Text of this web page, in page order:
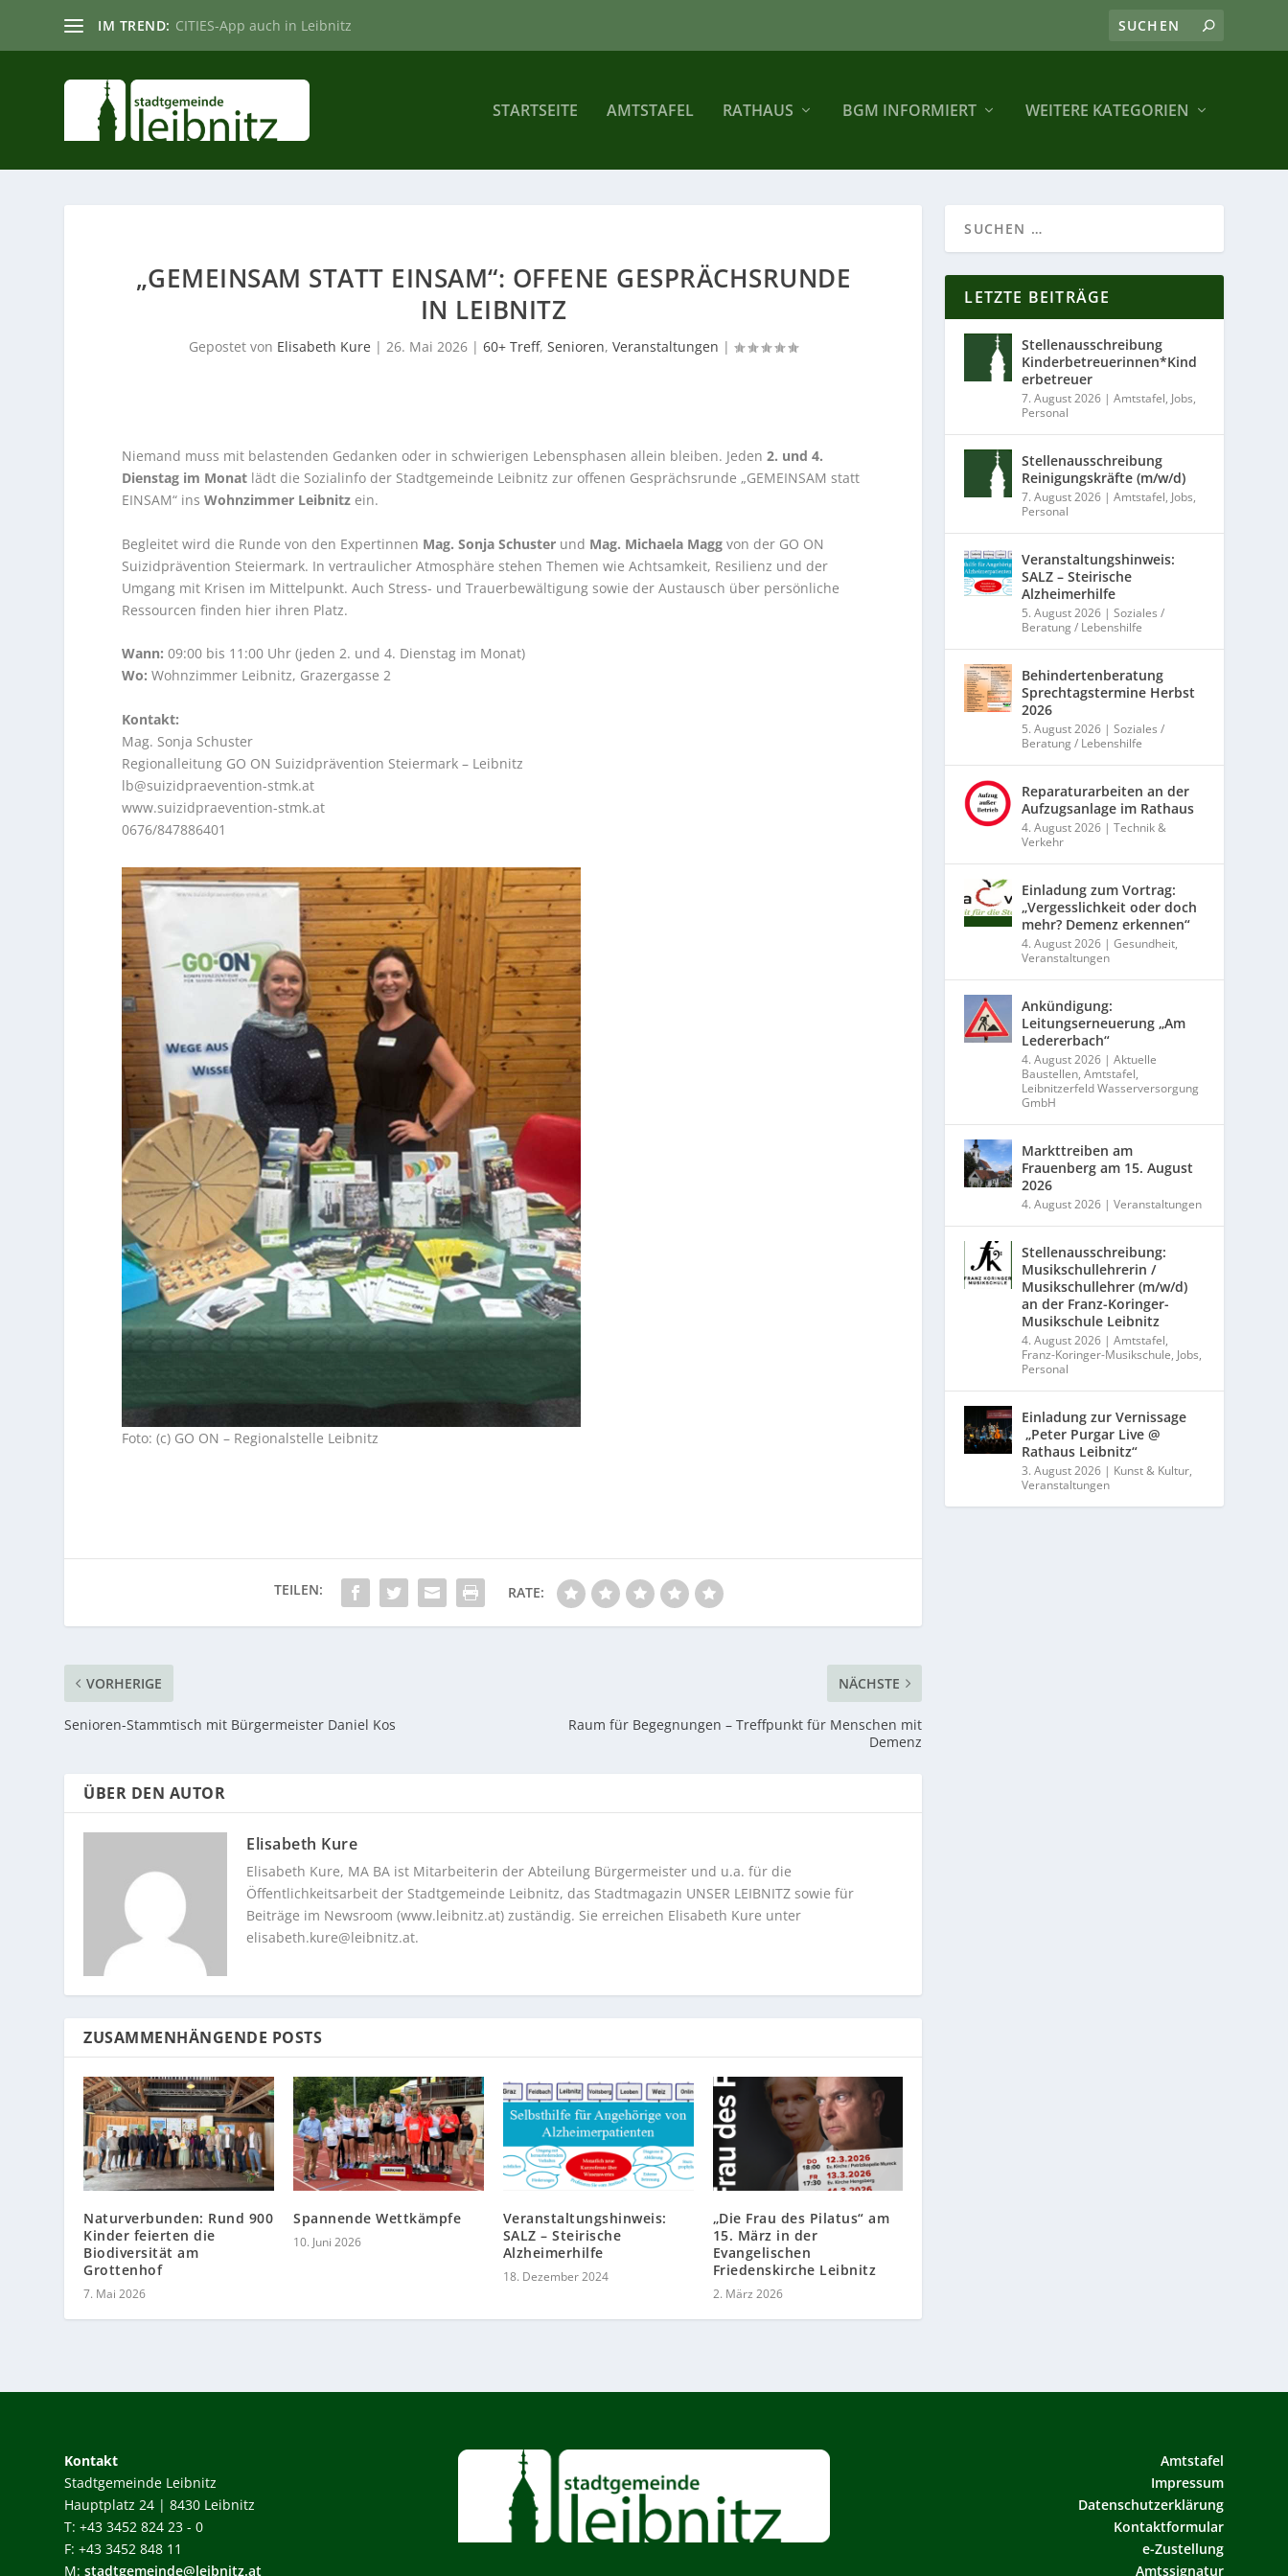
IM TREND: CITIES-App auch in Leibnitz
STARTSEITE AMTSTAFEL RATHAUS BGM INFORMIERT WEITERE KATEGORIEN
„GEMEINSAM STATT EINSAM“: OFFENE GESPRÄCHSRUNDE
IN LEIBNITZ
Gepostet von Elisabeth Kure |26. Mai 2026 |60+ Treff,Senioren,Veranstaltungen |
Niemand muss mit belastenden Gedanken oder in schwierigen Lebensphasen allein bleiben. Jeden2. und 4.
Dienstag im Monat lädt die Sozialinfo der Stadtgemeinde Leibnitz zur offenen Gesprächsrunde „GEMEINSAM statt
EINSAM“ insWohnzimmer Leibnitz ein.
Begleitet wird die Runde von den Expertinnen Mag. Sonja Schuster und Mag. Michaela Magg von der GO ON
Suizidprävention Steiermark. In vertraulicher Atmosphäre stehen Themen wie Achtsamkeit, Resilienz und der
Umgang mit Krisen im Mittelpunkt. Auch Stress- und Trauerbewältigung sowie der Austausch über persönliche
Ressourcen finden hier ihren Platz.
Wann: 09:00 bis 11:00 Uhr (jeden 2. und 4. Dienstag im Monat)
Wo: Wohnzimmer Leibnitz, Grazergasse 2
Kontakt:
Mag. Sonja Schuster
Regionalleitung GO ON Suizidprävention Steiermark – Leibnitz
lb@suizidpraevention-stmk.at
www.suizidpraevention-stmk.at
0676/847886401
Foto: (c) GO ON – Regionalstelle Leibnitz
RATE:
VORHERIGE
Senioren-Stammtisch mit Bürgermeister Daniel Kos
NÄCHSTE
Raum für Begegnungen – Treffpunkt für Menschen mit
Demenz
ÜBER DEN AUTOR
Elisabeth Kure
Elisabeth Kure, MA BA ist Mitarbeiterin der Abteilung Bürgermeister und u.a. für die
Öffentlichkeitsarbeit der Stadtgemeinde Leibnitz, das Stadtmagazin UNSER LEIBNITZ sowie für
Beiträge im Newsroom (www.leibnitz.at) zuständig. Sie erreichen Elisabeth Kure unter
elisabeth.kure@leibnitz.at.
ZUSAMMENHÄNGENDE POSTS
Naturverbunden: Rund 900
Kinder feierten die
Biodiversität am
Grottenhof
7. Mai 2026
Spannende Wettkämpfe
10. Juni 2026
Veranstaltungshinweis:
SALZ – Steirische
Alzheimerhilfe
18. Dezember 2024
„Die Frau des Pilatus“ am
15. März in der
Evangelischen
Friedenskirche Leibnitz
2. März 2026
LETZTE BEITRÄGE
Stellenausschreibung
Kinderbetreuerinnen*Kind
erbetreuer
7. August 2026 |Amtstafel, Jobs,
Personal
Stellenausschreibung
Reinigungskräfte (m/w/d)
7. August 2026 |Amtstafel, Jobs,
Personal
Veranstaltungshinweis:
SALZ – Steirische
Alzheimerhilfe
5. August 2026 |Soziales /
Beratung / Lebenshilfe
Behindertenberatung
Sprechtagstermine Herbst
2026
5. August 2026 |Soziales /
Beratung / Lebenshilfe
Reparaturarbeiten an der
Aufzugsanlage im Rathaus
4. August 2026 |Technik &
Verkehr
Einladung zum Vortrag:
„Vergesslichkeit oder doch
mehr? Demenz erkennen“
4. August 2026 |Gesundheit,
Veranstaltungen
Ankündigung:
Leitungserneuerung „Am
Ledererbach“
4. August 2026 |Aktuelle
Baustellen,Amtstafel,
Leibnitzerfeld Wasserversorgung
GmbH
Markttreiben am
Frauenberg am 15. August
2026
4. August 2026 |Veranstaltungen
Stellenausschreibung:
Musikschullehrerin /
Musikschullehrer (m/w/d)
an der Franz-Koringer-
Musikschule Leibnitz
4. August 2026 |Amtstafel,
Franz-Koringer-Musikschule, Jobs,
Personal
Einladung zur Vernissage
„Peter Purgar Live @
Rathaus Leibnitz“
3. August 2026 | Kunst & Kultur,
Veranstaltungen
Kontakt
Stadtgemeinde Leibnitz
Hauptplatz 24 | 8430 Leibnitz
T: +43 3452 824 23 - 0
F: +43 3452 848 11
M:stadtgemeinde@leibnitz.at
Amtstafel
Impressum
Datenschutzerklärung
Kontaktformular
e-Zustellung
Amtssignatur